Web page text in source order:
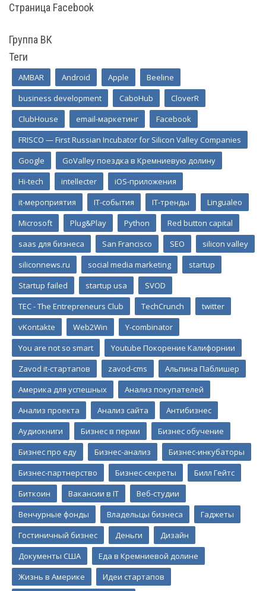
Страница Facebook
Группа ВК
Теги
AMBAR Android Apple
Beeline
business development
CaboHub
CloverR
ClubHouse
email-маркетинг
Facebook
FRISCO — First Russian Incubator for Silicon Valley Companies
Google
GoValley поездка в Кремниевую долину
Hi-tech
intellecter
iOS-приложения
it-мероприятия
IT-события IT-тренды
Lingualeo
Microsoft
Plug&Play Python
Red button capital
saas для бизнеса
San Francisco SEO
silicon valley
siliconnews.ru
social media marketing
startup
Startup failed
startup usa
SVOD
TEC - The Entrepreneurs Club
TechCrunch
twitter
vKontakte
Web2Win
Y-combinator
You are not so smart
Youtube Покорение Калифорнии
Zavod it-стартапов
zavod-cms
Альпина Паблишер
Америка для успешных
Анализ покупателей
Анализ проекта
Анализ сайта
Антибизнес
Аудиокниги
Бизнес в перми
Бизнес обучение
Бизнес про еду
Бизнес-анализ
Бизнес-инкубаторы
Бизнес-партнерство
Бизнес-секреты
Билл Гейтс
Биткоин
Вакансии в IT
Веб-студии
Венчурные фонды
Владельцы бизнеса
Гаджеты
Гостиничный бизнес
Деньги
Дизайн
Документы США
Еда в Кремниевой долине
Жизнь в Америке
Идеи стартапов